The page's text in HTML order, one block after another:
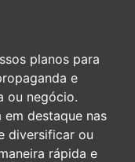
planos para
e
ou negócio.
em destaque nas
diversificar ou
rápida e